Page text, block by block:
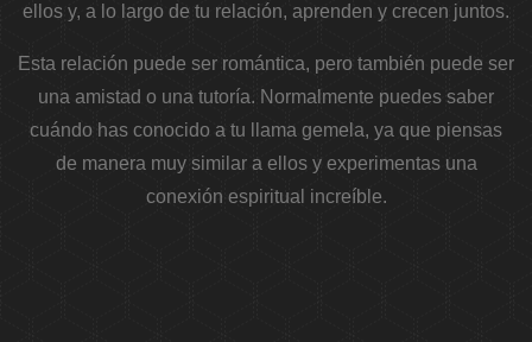
ellos y, a lo largo de tu relación, aprenden y crecen juntos.
Esta relación puede ser romántica, pero también puede ser
una amistad o una tutoría. Normalmente puedes saber
cuándo has conocido a tu llama gemela, ya que piensas
de manera muy similar a ellos y experimentas una
conexión espiritual increíble.